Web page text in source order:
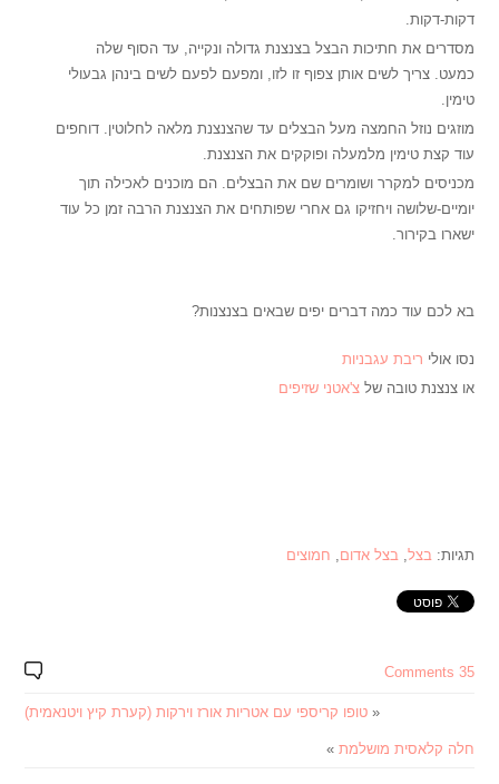
דקות-דקות.
מסדרים את חתיכות הבצל בצנצנת גדולה ונקייה, עד הסוף שלה
כמעט. צריך לשים אותן צפוף זו לזו, ומפעם לפעם לשים בינהן גבעולי
טימין.
מוזגים נוזל החמצה מעל הבצלים עד שהצנצנת מלאה לחלוטין. דוחפים
עוד קצת טימין מלמעלה ופוקקים את הצנצנת.
מכניסים למקרר ושומרים שם את הבצלים. הם מוכנים לאכילה תוך
יומיים-שלושה ויחזיקו גם אחרי שפותחים את הצנצנת הרבה זמן כל עוד
ישארו בקירור.
בא לכם עוד כמה דברים יפים שבאים בצנצנות?
נסו אולי ריבת עגבניות
או צנצנת טובה שלצ'אטני שזיפים
תגיות:בצל,בצל אדום, חמוצים
35 Comments
« טופו קריספי עם אטריות אורז וירקות (קערת קיץ ויטנאמית)
חלה קלאסית מושלמת »